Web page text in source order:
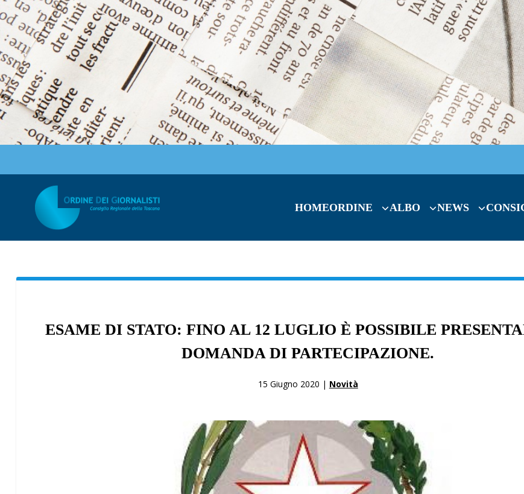
HOMEORDINE ALBO NEWS
ESAME DI STATO: FINO AL 12 LUGLIO È POSSIBILE
DOMANDA DI PARTECIPAZIONE.
15 Giugno 2020 | Novità